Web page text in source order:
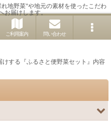
地野菜"や地元の素材を使ったこだわ
お届けします。
ご利用案内 問い合わせ
する『ふるさと便野菜セット』内容